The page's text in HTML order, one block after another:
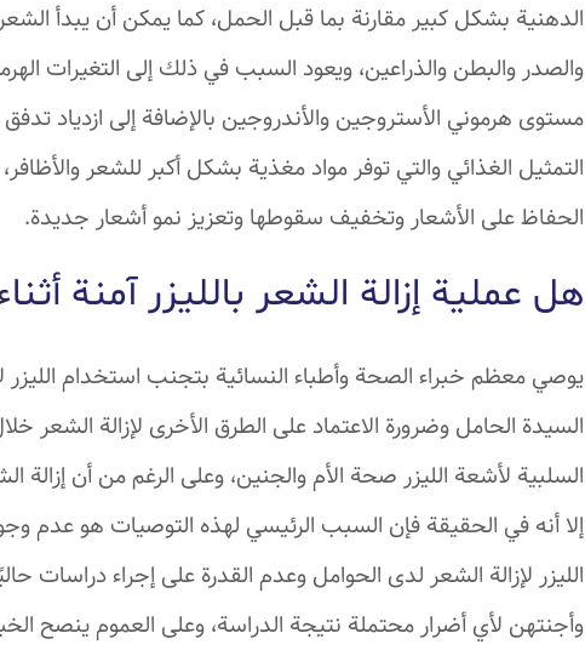
الدهنية بشكل كبير مقارنة بما قبل الحمل، كما يمكن أن يبدأ
والصدر والبطن والذراعين، ويعود السبب في ذلك إلى التغيرات
مستوى هرموني الأستروجين والأندروجين بالإضافة إلى ازدياد تدفق
التمثيل الغذائي والتي توفر مواد مغذية بشكل أكبر للشعر
الحفاظ على الأشعار وتخفيف سقوطها وتعزيز نمو أشعار جديدة.
هل عملية إزالة الشعر بالليزر آمنة
يوصي معظم خبراء الصحة وأطباء النسائية بتجنب استخدام الليزر
السيدة الحامل وضرورة الاعتماد على الطرق الأخرى لإزالة الشعر
السلبية لأشعة الليزر صحة الأم والجنين، وعلى الرغم من أن إزالة
إلا أنه في الحقيقة فإن السبب الرئيسي لهذه التوصيات هو عدم
الليزر لإزالة الشعر لدى الحوامل وعدم القدرة على إجراء دراسات
وأجنتهن لأي أضرار محتملة نتيجة الدراسة، وعلى العموم ينصح